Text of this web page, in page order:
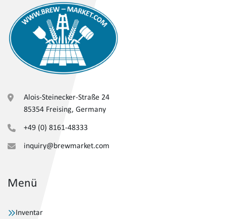
Alois-Steinecker-Straße 24
85354 Freising, Germany
+49 (0) 8161-48333
inquiry@brewmarket.com
Menü
Inventar